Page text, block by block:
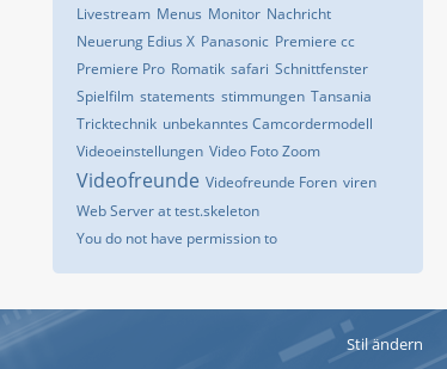
Livestream Menus Monitor Nachricht
Neuerung Edius X Panasonic Premiere cc
Premiere Pro Romatik safari Schnittfenster
Spielfilm statements stimmungen Tansania
Tricktechnik unbekanntes Camcordermodell
Videoeinstellungen Video Foto Zoom
Videofreunde Videofreunde Foren viren
Web Server at test.skeleton
You do not have permission to
Stil ändern